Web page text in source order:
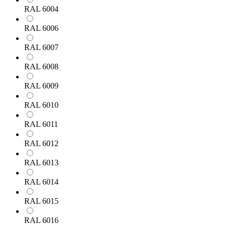
RAL 6004
RAL 6006
RAL 6007
RAL 6008
RAL 6009
RAL 6010
RAL 6011
RAL 6012
RAL 6013
RAL 6014
RAL 6015
RAL 6016